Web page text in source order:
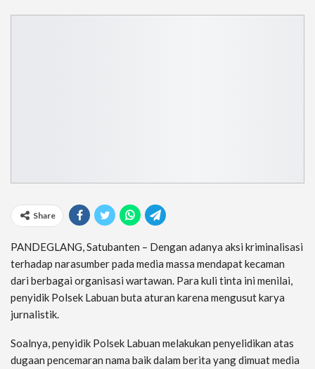
Share
PANDEGLANG, Satubanten – Dengan adanya aksi kriminalisasi
terhadap narasumber pada media massa mendapat kecaman
dari berbagai organisasi wartawan. Para kuli tinta ini menilai,
penyidik Polsek Labuan buta aturan karena mengusut karya
jurnalistik.
Soalnya, penyidik Polsek Labuan melakukan penyelidikan atas
dugaan pencemaran nama baik dalam berita yang dimuat media